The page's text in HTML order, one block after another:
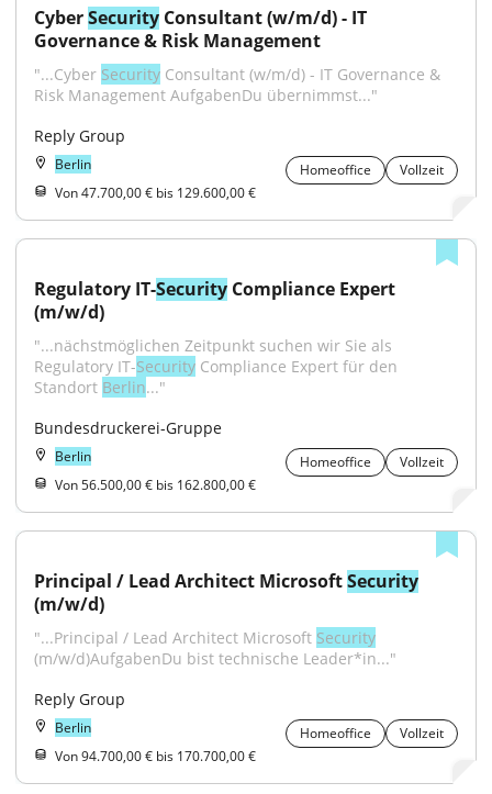
Cyber Security Consultant (w/m/d) - IT
Governance & Risk Management
"...Cyber Security Consultant (w/m/d) - IT Governance &
Risk Management AufgabenDu übernimmst..."
Reply Group
Berlin Homeoffice
Vollzeit
Von 47.700,00 € bis 129.600,00 €
Regulatory IT-Security Compliance Expert
(m/w/d)
"...nächstmöglichen Zeitpunkt suchen wir Sie als
Regulatory IT-Security Compliance Expert für den
Standort Berlin..."
Bundesdruckerei-Gruppe
Berlin Homeoffice
Vollzeit
Von 56.500,00 € bis 162.800,00 €
Principal / Lead Architect Microsoft Security
(m/w/d)
"...Principal / Lead Architect Microsoft Security
(m/w/d)AufgabenDu bist technische Leader*in..."
Reply Group
Berlin Homeoffice
Vollzeit
Von 94.700,00 € bis 170.700,00 €